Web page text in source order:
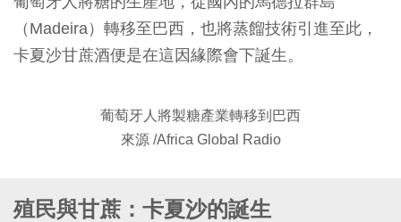
（Madeira）轉移至巴西，也將蒸餾技術引進至此，
卡夏沙甘蔗酒便是在這因緣際會下誕生。
葡萄牙人將製糖產業轉移到巴西
來源 /Africa Global Radio
殖民與甘蔗：卡夏沙的誕生